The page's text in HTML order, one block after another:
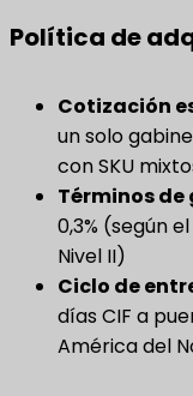
Política de
Cotización
un solo
con SKU
Términos
0,3% (según
Nivel II)
Ciclo de
días CIF a
América del